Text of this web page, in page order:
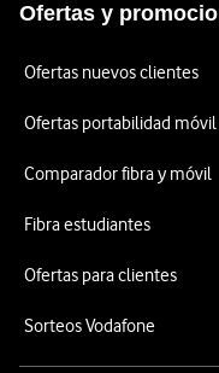
Ofertas y
Ofertas nuevos clientes
Ofertas portabilidad móvil
Comparador fibra y móvil
Fibra estudiantes
Ofertas para clientes
Sorteos Vodafone